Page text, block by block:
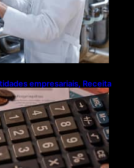
empresariais, Receita
Tributária